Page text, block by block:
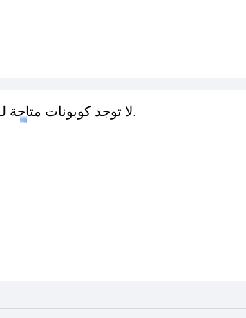
لا توجد كوبونات متاحة لـهذا المتجر حاليًا.